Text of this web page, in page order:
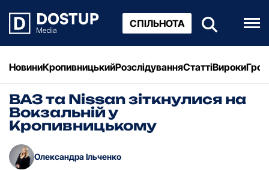
СПІЛЬНОТА
НовиниКропивницькийРозслідуванняСтаттіВироки
ВАЗ та Nissan зіткнулися на
Вокзальній у
Кропивницькому
Олександра Ільченко